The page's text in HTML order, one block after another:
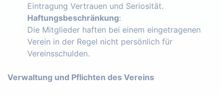
Eintragung Vertrauen und Seriosität.
Haftungsbeschränkung:
Die Mitglieder haften bei einem eingetragenen
Verein in der Regel nicht persönlich für
Vereinsschulden.
Verwaltung und Pflichten des Vereins